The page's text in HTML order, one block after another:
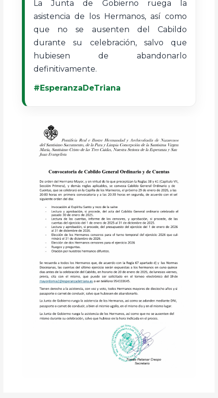
La Junta de Gobierno ruega la
asistencia de los Hermanos, así como
que no se ausenten del Cabildo
durante su celebración, salvo que
hubiesen de abandonarlo
definitivamente.
#EsperanzaDeTriana